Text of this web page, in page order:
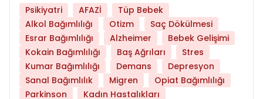
Psikiyatri AFAZİ
Tüp Bebek
Alkol Bağımlılığı
Otizm
Saç Dökülmesi
Esrar Bağımlılığı
Alzheimer
Bebek Gelişimi
Kokain Bağımlılığı
Baş Ağrıları
Stres
Kumar Bağımlılığı
Demans
Depresyon
Sanal Bağımlılık
Migren
Opiat Bağımlılığı
Parkinson
Kadın Hastalıkları